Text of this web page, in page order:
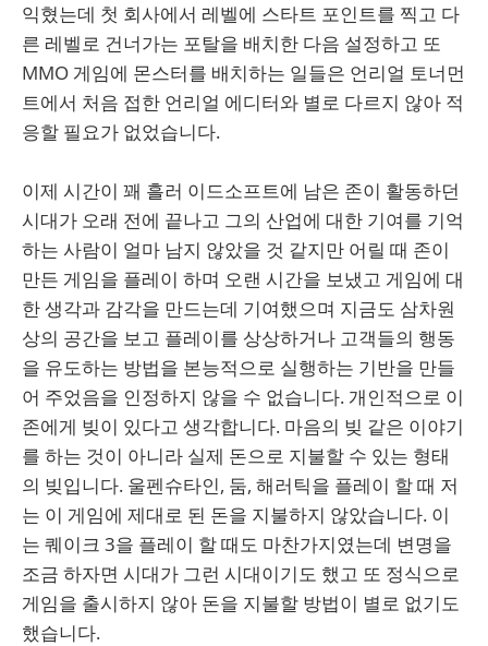
익혔는데 첫 회사에서 레벨에 스타트 포인트를 찍고 다
른 레벨로 건너가는 포탈을 배치한 다음 설정하고 또
MMO 게임에 몬스터를 배치하는 일들은 언리얼 토너먼
트에서 처음 접한 언리얼 에디터와 별로 다르지 않아 적
응할 필요가 없었습니다.
이제 시간이 꽤 흘러 이드소프트에 남은 존이 활동하던
시대가 오래 전에 끝나고 그의 산업에 대한 기여를 기억
하는 사람이 얼마 남지 않았을 것 같지만 어릴 때 존이
만든 게임을 플레이 하며 오랜 시간을 보냈고 게임에 대
한 생각과 감각을 만드는데 기여했으며 지금도 삼차원
상의 공간을 보고 플레이를 상상하거나 고객들의 행동
을 유도하는 방법을 본능적으로 실행하는 기반을 만들
어 주었음을 인정하지 않을 수 없습니다. 개인적으로 이
존에게 빚이 있다고 생각합니다. 마음의 빚 같은 이야기
를 하는 것이 아니라 실제 돈으로 지불할 수 있는 형태
의 빚입니다. 울펜슈타인, 둠, 해러틱을 플레이 할 때 저
는 이 게임에 제대로 된 돈을 지불하지 않았습니다. 이
는 퀘이크 3을 플레이 할 때도 마찬가지였는데 변명을
조금 하자면 시대가 그런 시대이기도 했고 또 정식으로
게임을 출시하지 않아 돈을 지불할 방법이 별로 없기도
했습니다.